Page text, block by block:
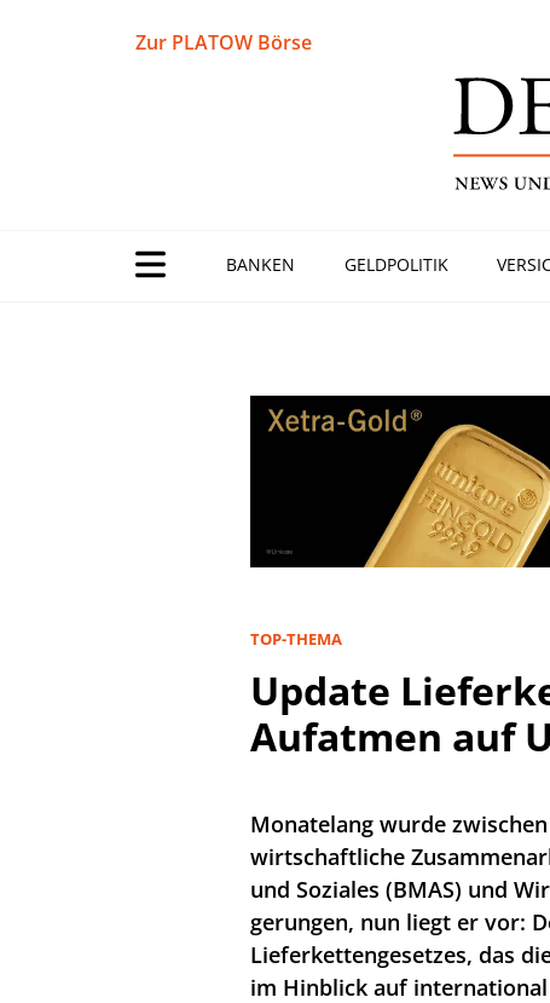
Zur PLATOW Börse
BANKEN GELDPOLITIK
TOP-THEMA
Update
Aufatmen auf
Monatelang wurde
wirtschaftliche
und Soziales (BMAS) und
gerungen, nun liegt er vor:
Lieferkettengesetzes, das
im Hinblick auf